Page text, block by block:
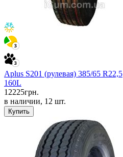
Aplus S201 (рулевая) 385/65 R22,5
160L
12225грн.
в наличии, 12 шт.
Купить